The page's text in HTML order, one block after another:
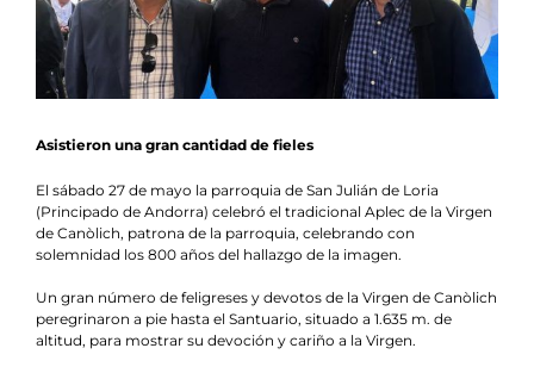
Asistieron una gran cantidad de fieles
El sábado 27 de mayo la parroquia de San Julián de Loria
(Principado de Andorra) celebró el tradicional Aplec de la Virgen
de Canòlich, patrona de la parroquia, celebrando con
solemnidad los 800 años del hallazgo de la imagen.
Un gran número de feligreses y devotos de la Virgen de Canòlich
peregrinaron a pie hasta el Santuario, situado a 1.635 m. de
altitud, para mostrar su devoción y cariño a la Virgen.